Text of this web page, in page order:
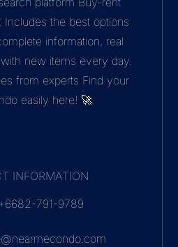
Includes the best options
information, real
new items every day.
from experts Find your
easily here! 🚀
INFORMATION
791-9789